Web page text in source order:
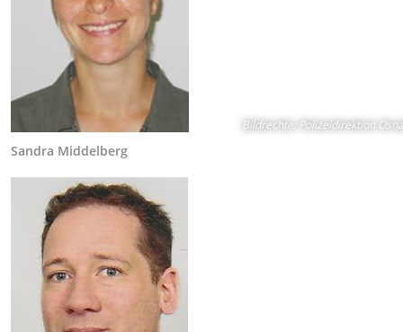
Bildrechte: Polizeidirektion
Sandra Middelberg